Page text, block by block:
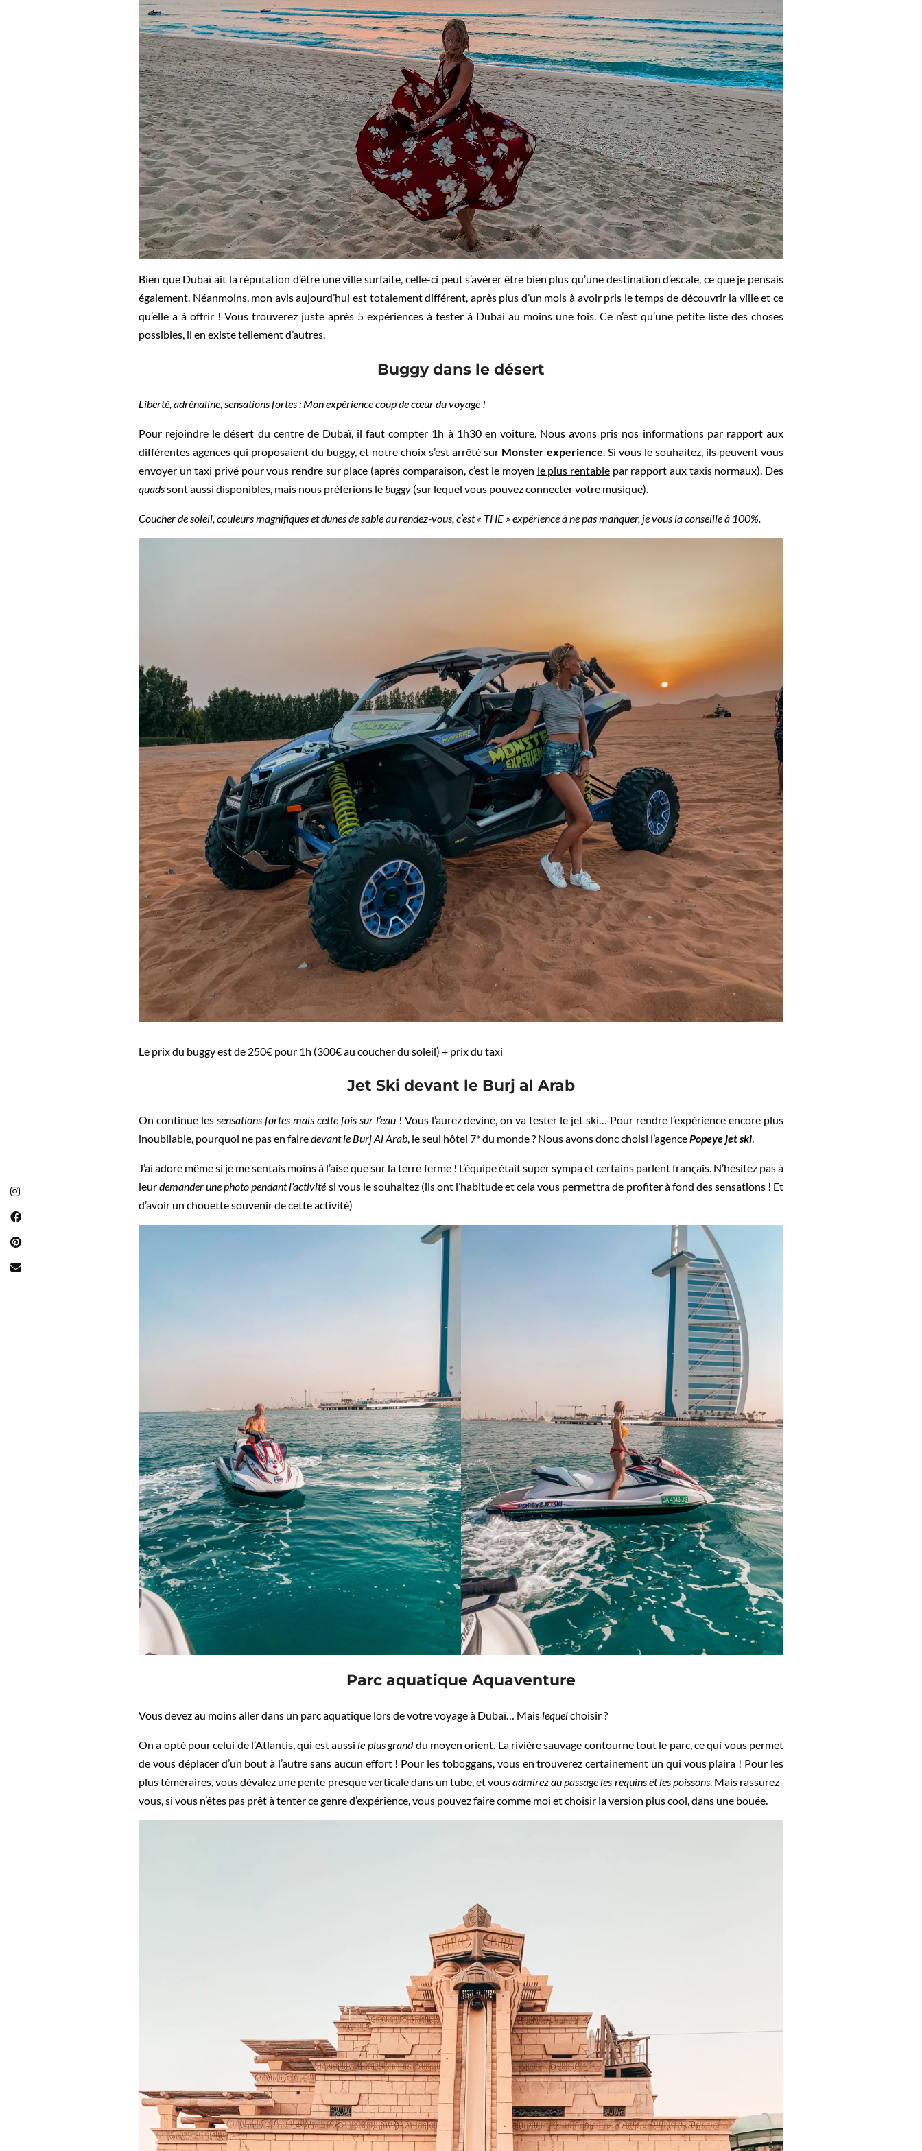
Bien que Dubaï ait la réputation d’être une ville surfaite, celle-ci peut s’avérer être bien plus qu’une destination d’escale, ce que je pensais
également. Néanmoins, mon avis aujourd’hui est totalement différent, après plus d’un mois à avoir pris le temps de découvrir la ville et ce
qu’elle a à offrir ! Vous trouverez juste après 5 expériences à tester à Dubai au moins une fois. Ce n’est qu’une petite liste des choses
possibles, il en existe tellement d’autres.
Buggy dans le désert
Liberté, adrénaline, sensations fortes : Mon expérience coup de cœur du voyage !
Pour rejoindre le désert du centre de Dubaï, il faut compter 1h à 1h30 en voiture. Nous avons pris nos informations par rapport aux
différentes agences qui proposaient du buggy, et notre choix s’est arrêté sur Monster experience. Si vous le souhaitez, ils peuvent vous
envoyer un taxi privé pour vous rendre sur place (après comparaison, c’est le moyen le plus rentablepar rapport aux taxis normaux). Des
quadssont aussi disponibles, mais nous préférions lebuggy (sur lequel vous pouvez connecter votre musique).
Coucher de soleil, couleurs magnifiques et dunes de sable au rendez-vous, c’est « THE » expérience à ne pas manquer, je vous la conseille à 100%.
Le prix du buggy est de 250€ pour 1h (300€ au coucher du soleil) + prix du taxi
Jet Ski devant le Burj al Arab
On continue les sensations fortes mais cette fois sur l’eau! Vous l’aurez deviné, on va tester le jet ski… Pour rendre l’expérience encore plus
inoubliable, pourquoi ne pas en fairedevant le Burj Al Arab, le seul hôtel 7* du monde ? Nous avons donc choisi l’agencePopeye jet ski.
J’ai adoré même si je me sentais moins à l’aise que sur la terre ferme ! L’équipe était super sympa et certains parlent français. N’hésitez pas à
leurdemander une photo pendant l’activité si vous le souhaitez (ils ont l’habitude et cela vous permettra de profiter à fond des sensations ! Et
d’avoir un chouette souvenir de cette activité)
Parc aquatique Aquaventure
Vous devez au moins aller dans un parc aquatique lors de votre voyage à Dubaï… Mais lequelchoisir ?
On a opté pour celui de l’Atlantis, qui est aussi le plus granddu moyen orient. La rivière sauvage contourne tout le parc, ce qui vous permet
de vous déplacer d’un bout à l’autre sans aucun effort ! Pour les toboggans, vous en trouverez certainement un qui vous plaira ! Pour les
plus téméraires, vous dévalez une pente presque verticale dans un tube, et vousadmirez au passage les requins et les poissons. Mais rassurez-
vous, si vous n’êtes pas prêt à tenter ce genre d’expérience, vous pouvez faire comme moi et choisir la version plus cool, dans une bouée.